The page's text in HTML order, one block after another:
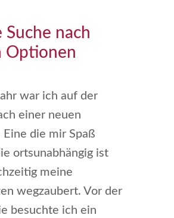
Suche nach
Optionen
war ich auf der
einer neuen
Eine die mir Spaß
ortsunabhängig ist
meine
wegzaubert. Vor der
besuchte ich ein